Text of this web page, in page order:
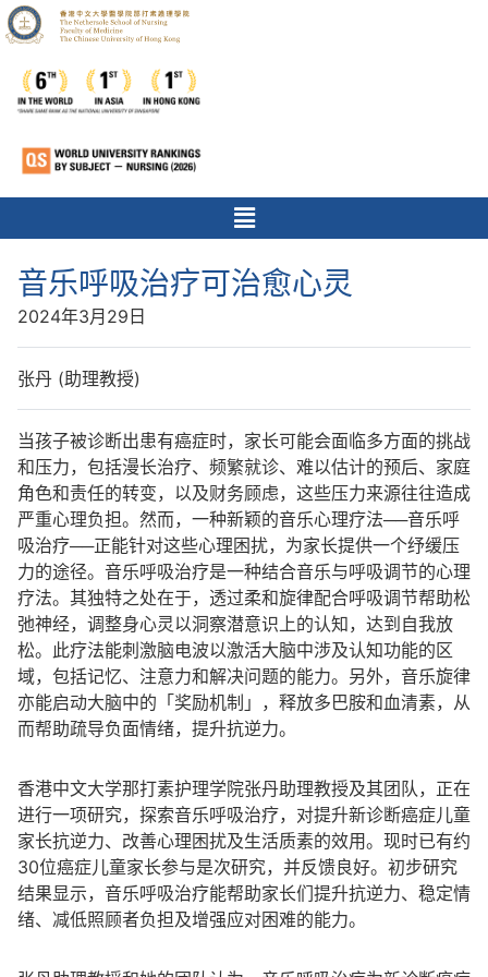
音乐呼吸治疗可治愈心灵
2024年3月29日
张丹 (助理教授)
当孩子被诊断出患有癌症时，家长可能会面临多方面的挑战
和压力，包括漫长治疗、频繁就诊、难以估计的预后、家庭
角色和责任的转变，以及财务顾虑，这些压力来源往往造成
严重心理负担。然而，一种新颖的音乐心理疗法──音乐呼
吸治疗──正能针对这些心理困扰，为家长提供一个纾缓压
力的途径。音乐呼吸治疗是一种结合音乐与呼吸调节的心理
疗法。其独特之处在于，透过柔和旋律配合呼吸调节帮助松
弛神经，调整身心灵以洞察潜意识上的认知，达到自我放
松。此疗法能刺激脑电波以激活大脑中涉及认知功能的区
域，包括记忆、注意力和解决问题的能力。另外，音乐旋律
亦能启动大脑中的「奖励机制」，释放多巴胺和血清素，从
而帮助疏导负面情绪，提升抗逆力。
香港中文大学那打素护理学院张丹助理教授及其团队，正在
进行一项研究，探索音乐呼吸治疗，对提升新诊断癌症儿童
家长抗逆力、改善心理困扰及生活质素的效用。现时已有约
30位癌症儿童家长参与是次研究，并反馈良好。初步研究
结果显示，音乐呼吸治疗能帮助家长们提升抗逆力、稳定情
绪、减低照顾者负担及增强应对困难的能力。